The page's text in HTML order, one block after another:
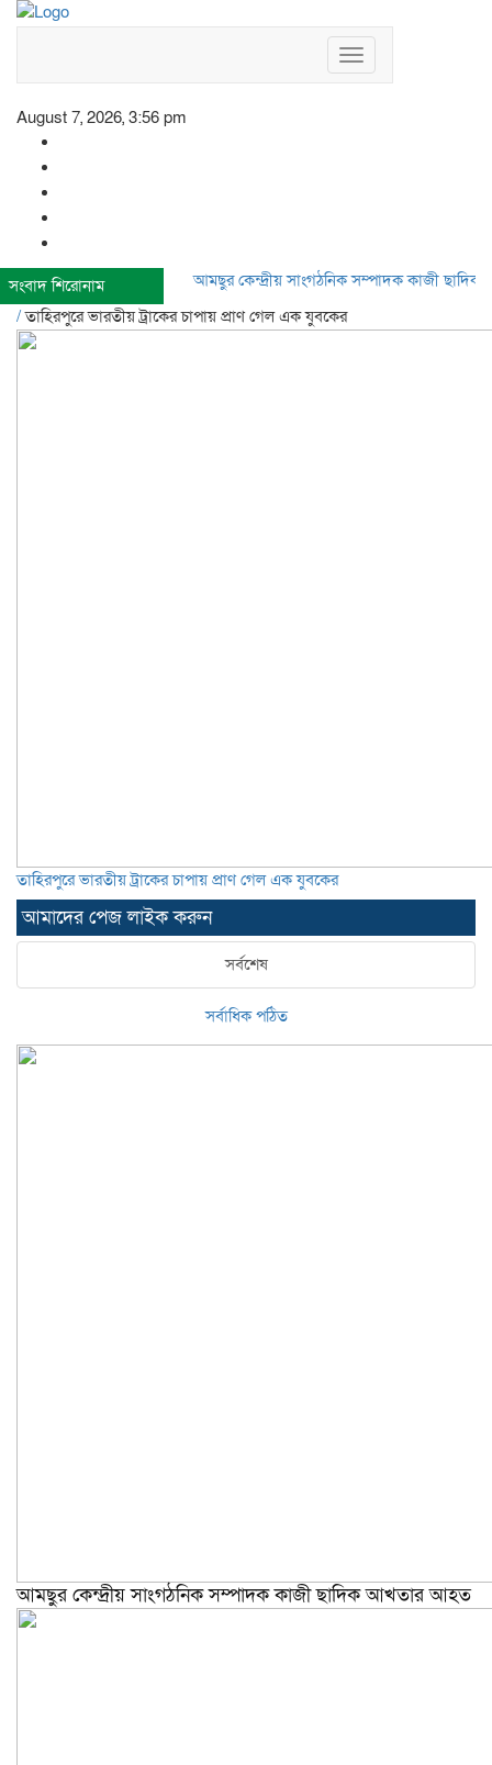
Toggle
navigation
August 7, 2026, 3:56 pm
সংবাদ শিরোনাম
আমছুর কেন্দ্রীয় সাংগঠনিক সম্পাদক কাজী ছাদিক
/তাহিরপুরে ভারতীয় ট্রাকের চাপায় প্রাণ গেল এক যুবকের
তাহিরপুরে ভারতীয় ট্রাকের চাপায় প্রাণ গেল এক যুবকের
আমাদের পেজ লাইক করুন
সর্বশেষ
সর্বাধিক পঠিত
আমছুর কেন্দ্রীয় সাংগঠনিক সম্পাদক কাজী ছাদিক আখতার আহত